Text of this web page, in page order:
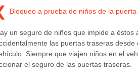
Bloqueo a prueba de niños de la
un seguro de niños que impide a éstos
las puertas traseras desde
Siempre que viajen niños en el
el seguro de las puertas traseras.